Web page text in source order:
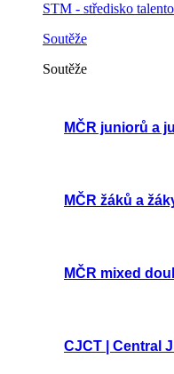
STM - středisko
Soutěže
Soutěže
MČR juniorů a
MČR žáků a
MČR mixed
CJCT | Central